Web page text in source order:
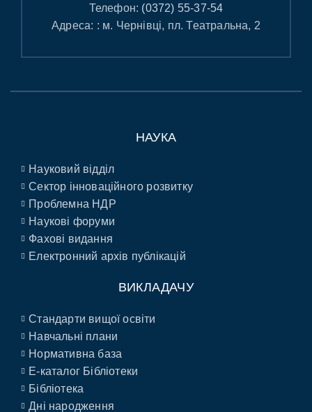
Телефон: (0372) 55-37-54
Адреса: : м. Чернівці, пл. Театральна, 2
НАУКА
Науковий відділ
Сектор інноваційного розвитку
Проблемна НДР
Наукові форуми
Фахові видання
Електронний архів публікацій
ВИКЛАДАЧУ
Стандарти вищої освіти
Навчальні плани
Нормативна база
E-каталог Бібліотеки
Бібліотека
Дні народження